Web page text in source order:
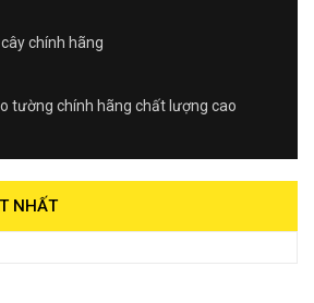
chính hãng
tường chính hãng chất lượng cao
NHẤT